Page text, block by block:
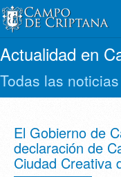
Actualidad en
Todas las noticias
El Gobierno de
declaración de
Ciudad Creativa